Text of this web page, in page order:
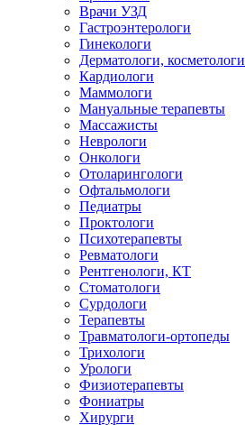
Врачи УЗД
Гастроэнтерологи
Гинекологи
Дерматологи, косметологи
Кардиологи
Маммологи
Мануальные терапевты
Массажисты
Неврологи
Онкологи
Отоларингологи
Офтальмологи
Педиатры
Проктологи
Психотерапевты
Ревматологи
Рентгенологи, КТ
Стоматологи
Сурдологи
Терапевты
Травматологи-ортопеды
Трихологи
Урологи
Физиотерапевты
Фониатры
Хирурги